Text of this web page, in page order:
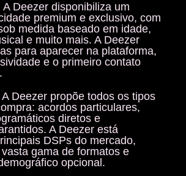
A Deezer disponibiliza um
premium e exclusivo, com
medida baseado em idade,
e muito mais. A Deezer
para aparecer na plataforma,
e o primeiro contato
A Deezer propõe todos os tipos
acordos particulares,
diretos e
A Deezer está
DSPs do mercado,
gama de formatos e
opcional.